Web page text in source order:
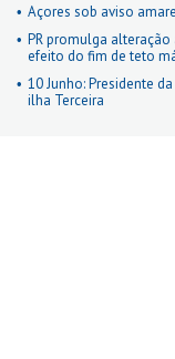
Açores sob aviso
PR promulga
efeito do fim de teto
10 Junho: Presidente
ilha Terceira